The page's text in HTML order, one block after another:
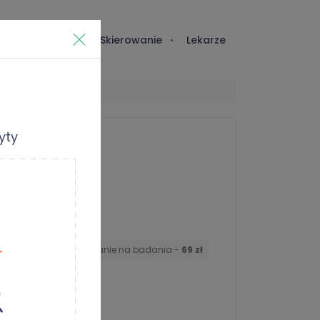
dla studenta Skierowanie Lekarze
lekarska o e-skierowanie na badania - 69 zł